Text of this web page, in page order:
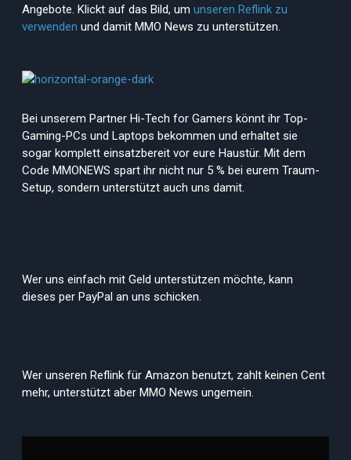
Angebote. Klickt auf das Bild, um unseren Reflink zu
verwenden und damit MMO News zu unterstützen.
Bei unserem Partner Hi-Tech for Gamers könnt ihr Top-
Gaming-PCs und Laptops bekommen und erhaltet sie
sogar komplett einsatzbereit vor eure Haustür. Mit dem
Code MMONEWS spart ihr nicht nur 5 % bei eurem Traum-
Setup, sondern unterstützt auch uns damit.
Wer uns einfach mit Geld unterstützen möchte, kann
dieses per PayPal an uns schicken.
Wer unseren Reflink für Amazon benutzt, zahlt keinen Cent
mehr, unterstützt aber MMO News ungemein.